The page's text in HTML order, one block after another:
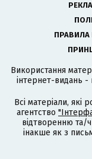
ПРАВИЛА
Використання
інтернет-видань -
Всі матеріали, які
агентство
відтворенню та/
інакше як з